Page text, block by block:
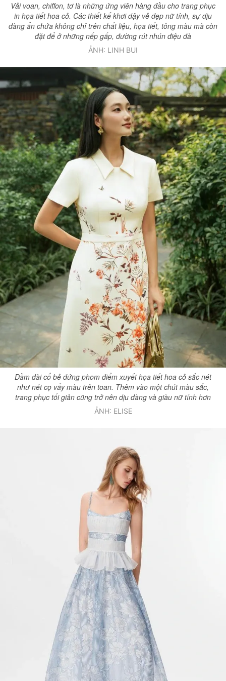
Vải voan, chiffon, tơ là những ứng viên hàng đầu cho trang phục
in họa tiết hoa cỏ. Các thiết kế khơi dậy vẻ đẹp nữ tính, sự dịu
dàng ẩn chứa không chỉ trên chất liệu, họa tiết, tông màu mà còn
đặt để ở những nếp gấp, đường rút nhún điệu đà
ẢNH: LINH BUI
Đầm dài cổ bẻ đứng phom điểm xuyết họa tiết hoa cỏ sắc nét
như nét cọ vẩy màu trên toan. Thêm vào một chút màu sắc,
trang phục tối giản cũng trở nên dịu dàng và giàu nữ tính hơn
ẢNH: ELISE